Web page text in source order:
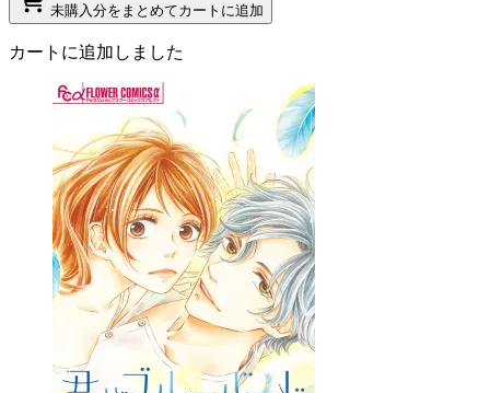
未購入分をまとめてカートに追加
カートに追加しました